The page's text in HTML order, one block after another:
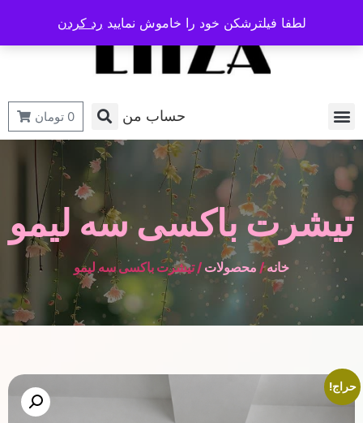
حساب من 0 تومان
تیشرت باکسی سه لیمو
خانه/محصولات/ تیشرت باکسی سه لیمو
حراج!
لطفا فیلترشکن خود را خاموش نمایید رد کردن